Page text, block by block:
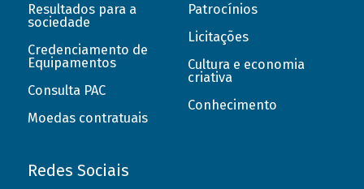
Resultados para a
sociedade
Credenciamento de
Equipamentos
Consulta PAC
Moedas contratuais
Patrocínios
Licitações
Cultura e economia
criativa
Conhecimento
Redes Sociais